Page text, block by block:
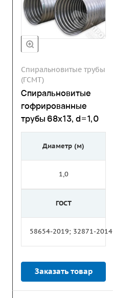
Спиральновитые трубы
(ГСМТ)
Спиральновитые
гофрированные
трубы 68х13, d=1,0
Диаметр (м)
1,0
ГОСТ
58654-2019; 32871-2014
Заказать товар